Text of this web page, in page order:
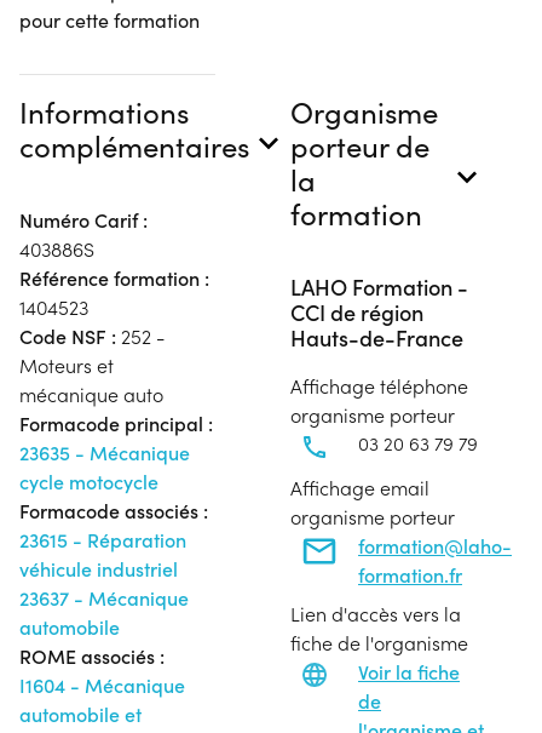
pour cette formation
Informations
complémentaires
Numéro Carif :
403886S
Référence formation :
1404523
Code NSF : 252 -
Moteurs et
mécanique auto
Formacode principal :
23635 - Mécanique
cycle motocycle
Formacode associés :
23615 - Réparation
véhicule industriel
23637 - Mécanique
automobile
ROME associés :
I1604 - Mécanique
automobile et
Organisme
porteur de
la
formation
LAHO Formation -
CCI de région
Hauts-de-France
Affichage téléphone
organisme porteur
03 20 63 79 79
Affichage email
organisme porteur
formation@laho-
formation.fr
Lien d'accès vers la
fiche de l'organisme
Voir la fiche
de